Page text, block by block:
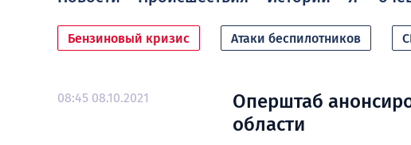
Бензиновый кризис Атаки беспилотников
08:45 08.10.2021
Оперштаб
области